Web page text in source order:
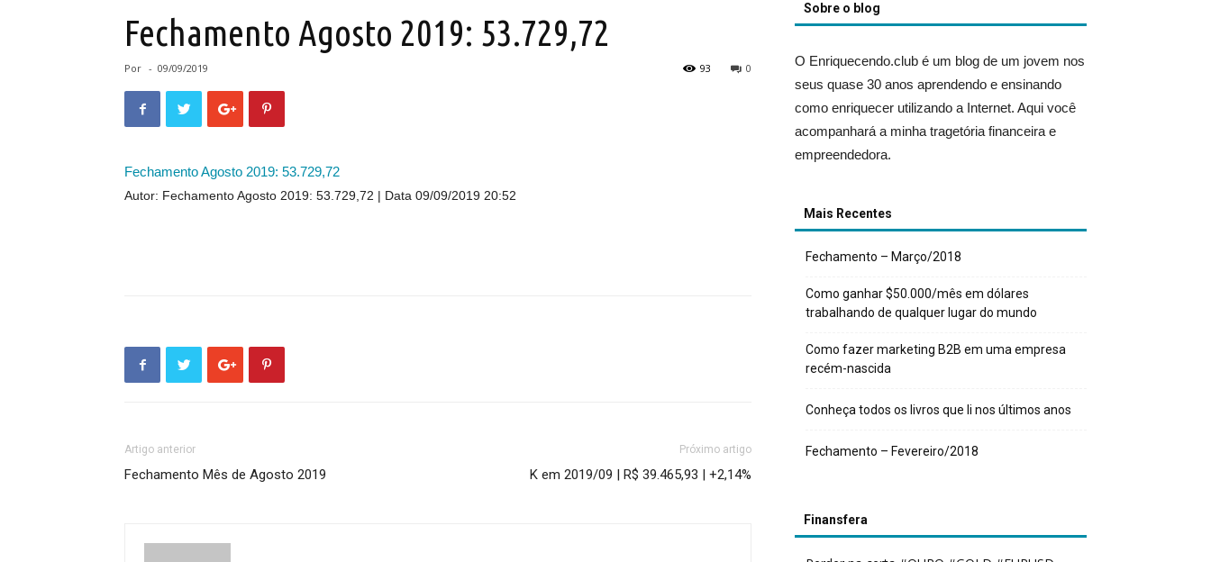
Fechamento Agosto 2019: 53.729,72
Por - 09/09/2019 0
93
Fechamento Agosto 2019: 53.729,72
Autor: Fechamento Agosto 2019: 53.729,72 Data 09/09/2019 20:52
Artigo anterior
Fechamento Mês de Agosto 2019
Próximo artigo
K em 2019/09 | R$ 39.465,93 | +2,14%
Sobre o blog
O Enriquecendo.club é um blog de um jovem nos
seus quase 30 anos aprendendo e ensinando
como enriquecer utilizando a Internet. Aqui você
acompanhará a minha tragetória financeira e
empreendedora.
Mais Recentes
Fechamento – Março/2018
Como ganhar $50.000/mês em dólares
trabalhando de qualquer lugar do mundo
Como fazer marketing B2B em uma empresa
recém-nascida
Conheça todos os livros que li nos últimos anos
Fechamento – Fevereiro/2018
Finansfera